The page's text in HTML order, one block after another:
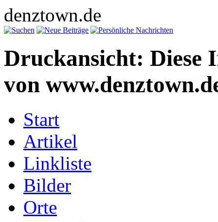
denztown.de
Druckansicht: Diese
von
Start
Artikel
Linkliste
Bilder
Orte